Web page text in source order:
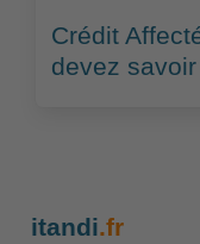
Crédit
devez savoir
itandi.fr